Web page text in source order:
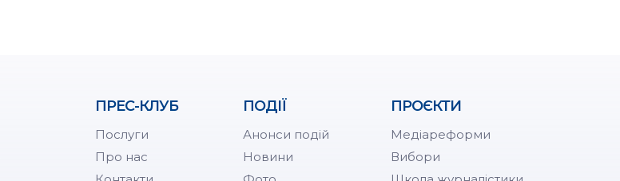
ПРЕС-КЛУБ
Послуги
Про нас
ПОДІЇ
Анонси подій
Новини
ПРОЄКТИ
Медіареформи
Вибори